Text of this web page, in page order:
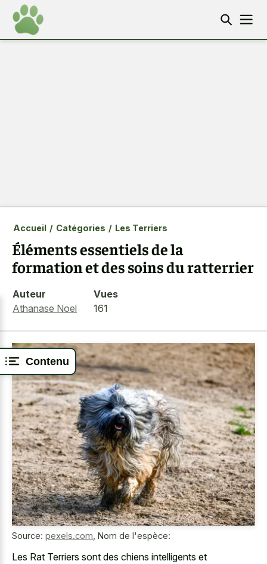
Contenu
Accueil / Catégories / Les Terriers
Éléments essentiels de la
formation et des soins du ratterrier
Auteur
Athanase Noel
Vues
161
Source: pexels.com Nom de l'espèce:
Les Rat Terriers sont des chiens intelligents et